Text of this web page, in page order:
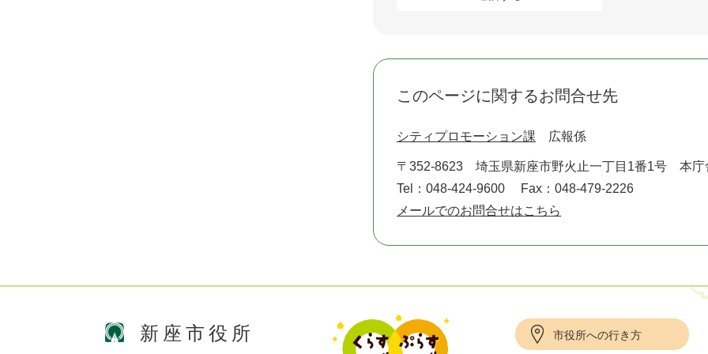
このページに関するお問合せ先
シティプロモーション課 広報係
〒352-8623
埼玉県新座市野火止一丁目1番1号 本庁
Tel：048-424-9600
Fax：048-479-2226
メールでのお問合せはこちら
新座市役所 市役所への行き方